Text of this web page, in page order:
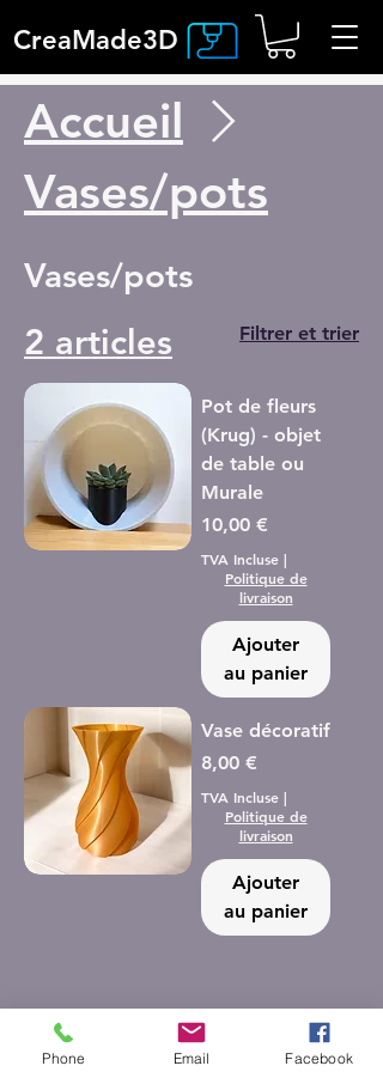
CreaMade3D
Accueil
Vases/pots
Vases/pots
2 articles Filtrer et trier
Pot de fleurs
(Krug) - objet
de table ou
Murale
Prix
10,00 €
TVA Incluse |
Politique de
livraison
Ajouter
au panier
Vase décoratif
Prix
8,00 €
TVA Incluse |
Politique de
livraison
Ajouter
au panier
1 / 1
Phone Email Facebook